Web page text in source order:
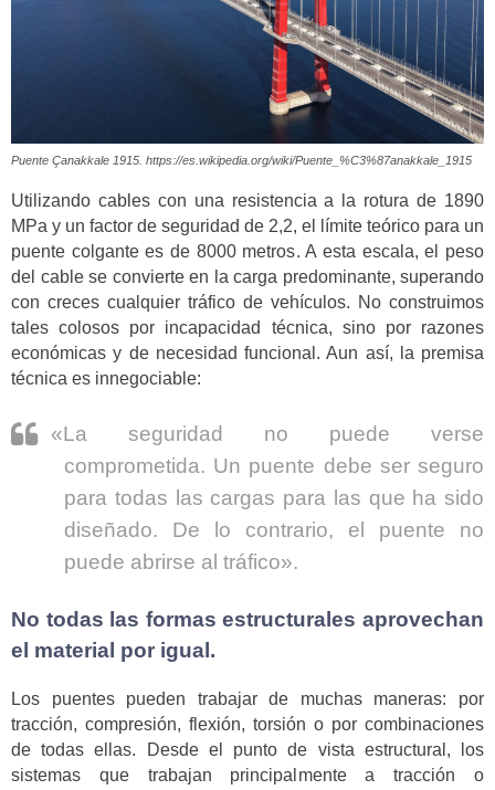
Puente Çanakkale 1915. https://es.wikipedia.org/wiki/Puente_%C3%87anakkale_1915
Utilizando cables con una resistencia a la rotura de 1890
MPa y un factor de seguridad de 2,2, el límite teórico para un
puente colgante es de 8000 metros. A esta escala, el peso
del cable se convierte en la carga predominante, superando
con creces cualquier tráfico de vehículos. No construimos
tales colosos por incapacidad técnica, sino por razones
económicas y de necesidad funcional. Aun así, la premisa
técnica es innegociable:
«La seguridad no puede verse
comprometida. Un puente debe ser seguro
para todas las cargas para las que ha sido
diseñado. De lo contrario, el puente no
puede abrirse al tráfico».
No todas las formas estructurales aprovechan
el material por igual.
Los puentes pueden trabajar de muchas maneras: por
tracción, compresión, flexión, torsión o por combinaciones
de todas ellas. Desde el punto de vista estructural, los
sistemas que trabajan principalmente a tracción o